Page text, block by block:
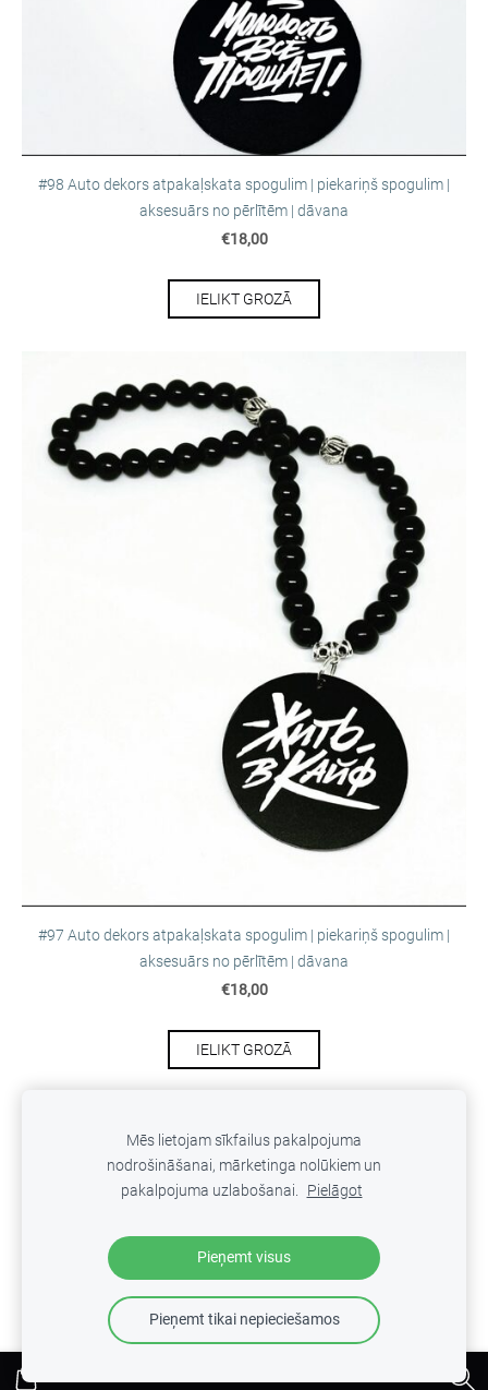
#98 Auto dekors atpakaļskata spogulim | piekariņš spogulim |
aksesuārs no pērlītēm | dāvana
€18,00
IELIKT GROZĀ
#97 Auto dekors atpakaļskata spogulim | piekariņš spogulim |
aksesuārs no pērlītēm | dāvana
€18,00
IELIKT GROZĀ
SĪKDATNES
Veidots arMozello- labo mājas lapu ģeneratoru.
Mēs lietojam sīkfailus pakalpojuma
nodrošināšanai, mārketinga nolūkiem un
pakalpojuma uzlabošanai. Pielāgot
Pieņemt visus
Pieņemt tikai nepieciešamos